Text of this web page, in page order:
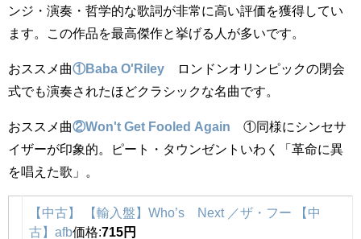
ンジ・演奏・哲学的な歌詞が非常に高い評価を獲得してい
ます。この作品を最高傑作と挙げる人が多いです。
おススメ曲①Baba O'Riley ロンドンオリンピックの閉会
式でも演奏されたほどクラシックな名曲です。
おススメ曲②Won't Get Fooled Again ①同様にシンセサ
イザーが印象的。ピート・タウンゼントいわく「革命に異
を唱えた歌」。
【中古】 【輸入盤】Who’s Next ／ザ・フー 【中
古】afb価格:715円